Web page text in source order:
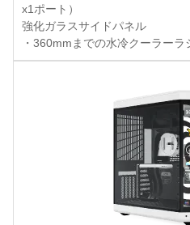
x1ポート）
強化ガラスサイドパネル
・360mmまでの水冷クーラー